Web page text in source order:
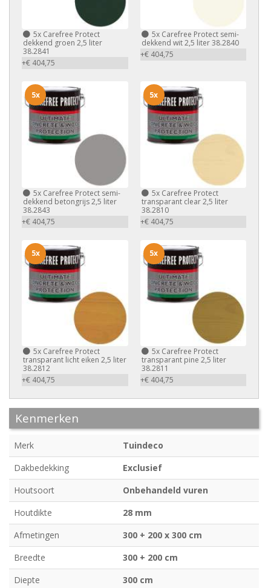
5x Carefree Protect
dekkend groen 2,5 liter
38.2841
+€ 404,75
5xCarefree Protect semi-
dekkend wit 2,5 liter 38.2840
+€ 404,75
5x Carefree Protect semi-
dekkend betongrijs 2,5 liter
38.2843
+€ 404,75
5x
5xCarefree Protect
transparant clear 2,5 liter
38.2810
+€ 404,75
5x
5x Carefree Protect
transparant licht eiken 2,5 liter
38.2812
+€ 404,75
5x
5xCarefree Protect
transparant pine 2,5 liter
38.2811
+€ 404,75
5x
Kenmerken
Merk
Tuindeco
Dakbedekking
Exclusief
Houtsoort
Onbehandeld vuren
Houtdikte
28 mm
Afmetingen
300 + 200 x 300 cm
Breedte
300 + 200 cm
Diepte
300 cm